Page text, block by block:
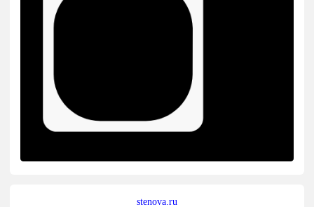
stenova.ru